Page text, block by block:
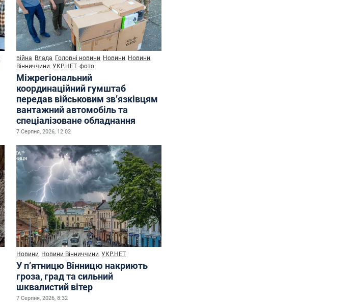
війна Влада Головні новини Новини Новини
Вінниччини УКР.НЕТ фото
Міжрегіональний
координаційний гумштаб
передав військовим зв’язківцям
вантажний автомобіль та
спеціалізоване обладнання
7 Серпня, 2026, 12:02
Новини Новини Вінниччини УКР.НЕТ
У п’ятницю Вінницю накриють
гроза, град та сильний
шквалистий вітер
7 Серпня, 2026, 8:32